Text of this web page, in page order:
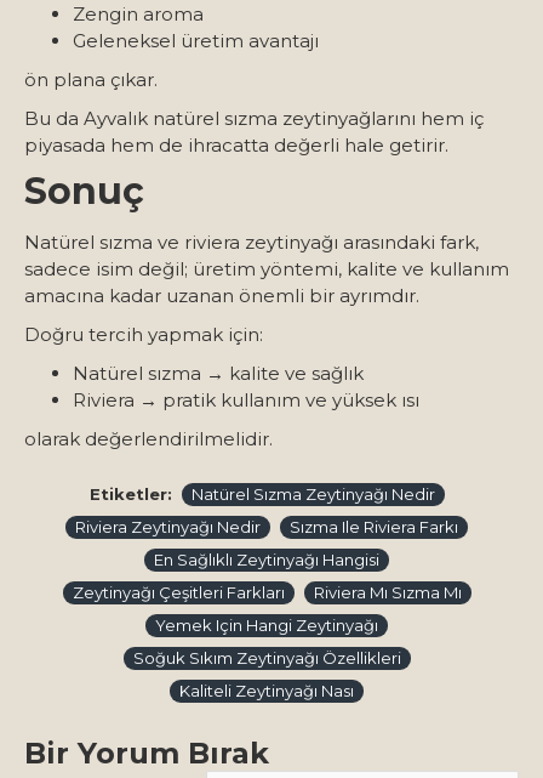
Zengin aroma
Geleneksel üretim avantajı
ön plana çıkar.
Bu da Ayvalık natürel sızma zeytinyağlarını hem iç
piyasada hem de ihracatta değerli hale getirir.
Sonuç
Natürel sızma ve riviera zeytinyağı arasındaki fark,
sadece isim değil; üretim yöntemi, kalite ve kullanım
amacına kadar uzanan önemli bir ayrımdır.
Doğru tercih yapmak için:
Natürel sızma → kalite ve sağlık
Riviera → pratik kullanım ve yüksek ısı
olarak değerlendirilmelidir.
Etiketler:
Natürel Sızma Zeytinyağı Nedir
Riviera Zeytinyağı Nedir
Sızma Ile Riviera Farkı
En Sağlıklı Zeytinyağı Hangisi
Zeytinyağı Çeşitleri Farkları
Riviera Mı Sızma Mı
Yemek Için Hangi Zeytinyağı
Soğuk Sıkım Zeytinyağı Özellikleri
Kaliteli Zeytinyağı Nası
Bir Yorum Bırak